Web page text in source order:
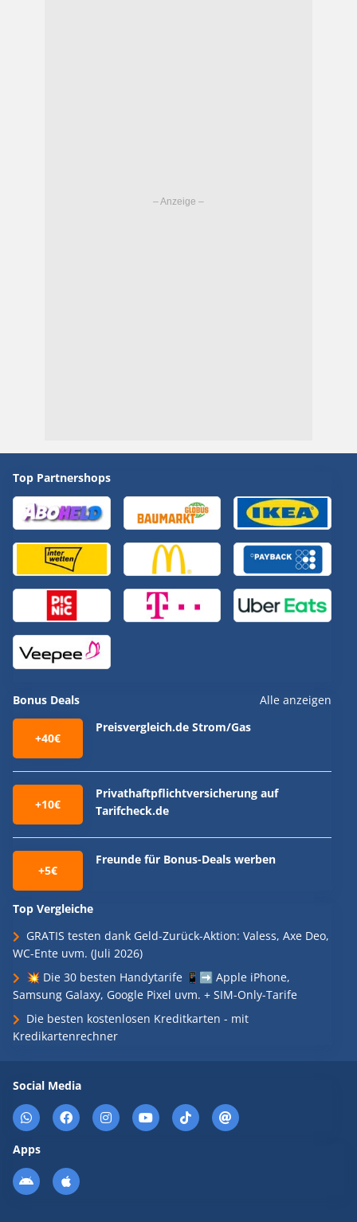
Top Partnershops
Bonus Deals Alle anzeigen
+40€
Preisvergleich.de Strom/Gas
+10€
Privathaftpflichtversicherung auf
Tarifcheck.de
+5€
Freunde für Bonus-Deals werben
Top Vergleiche
GRATIS testen dank Geld-Zurück-Aktion: Valess, Axe Deo,
WC-Ente uvm. (Juli 2026)
💥 Die 30 besten Handytarife 📱➡️ Apple iPhone,
Samsung Galaxy, Google Pixel uvm. + SIM-Only-Tarife
Die besten kostenlosen Kreditkarten - mit
Kredikartenrechner
Social Media
Apps